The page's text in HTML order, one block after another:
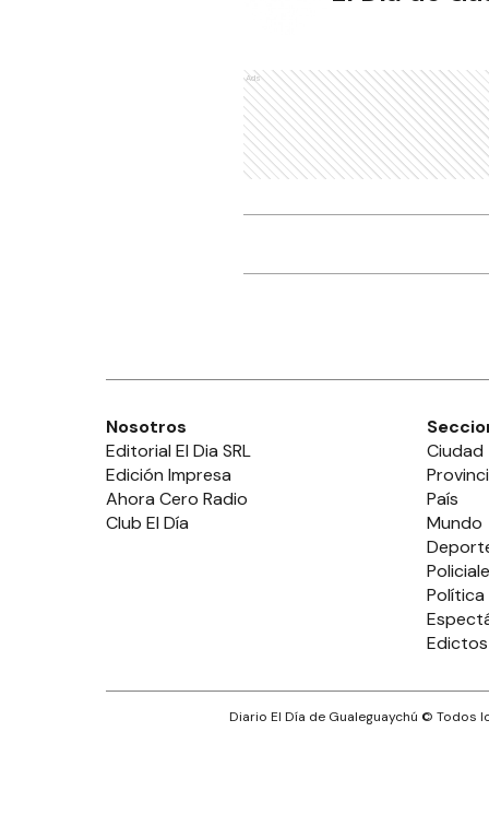
Ads
Nosotros
Editorial El Dia SRL
Edición Impresa
Ahora Cero Radio
Club El Día
Ciudad
País
Mundo
Política
Edictos
Diario El Día de Gualeguaychú © Todos